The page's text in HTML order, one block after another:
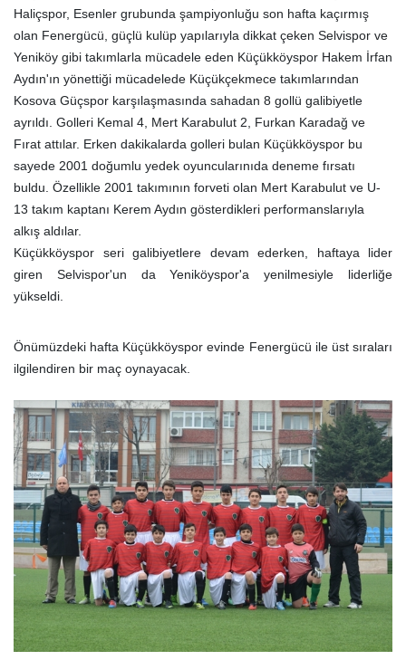
Haliçspor, Esenler grubunda şampiyonluğu son hafta kaçırmış
olan Fenergücü, güçlü kulüp yapılarıyla dikkat çeken Selvispor ve
Yeniköy gibi takımlarla mücadele eden Küçükköyspor Hakem İrfan
Aydın'ın yönettiği mücadelede Küçükçekmece takımlarından
Kosova Güçspor karşılaşmasında sahadan 8 gollü galibiyetle
ayrıldı. Golleri Kemal 4, Mert Karabulut 2, Furkan Karadağ ve
Fırat attılar. Erken dakikalarda golleri bulan Küçükköyspor bu
sayede 2001 doğumlu yedek oyuncularınıda deneme fırsatı
buldu. Özellikle 2001 takımının forveti olan Mert Karabulut ve U-
13 takım kaptanı Kerem Aydın gösterdikleri performanslarıyla
alkış aldılar.
Küçükköyspor seri galibiyetlere devam ederken, haftaya lider
giren Selvispor'un da Yeniköyspor'a yenilmesiyle liderliğe
yükseldi.
Önümüzdeki hafta Küçükköyspor evinde Fenergücü ile üst sıraları
ilgilendiren bir maç oynayacak.